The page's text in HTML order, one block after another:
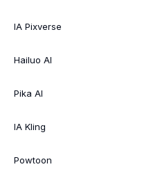
IA Pixverse
Hailuo AI
Pika AI
IA Kling
Powtoon